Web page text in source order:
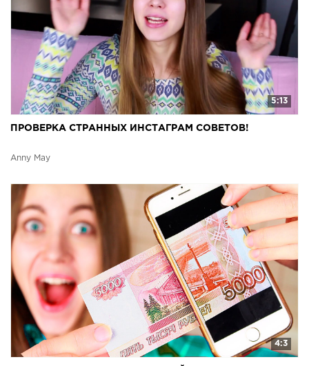
5:13
ПРОВЕРКА СТРАННЫХ ИНСТАГРАМ СОВЕТОВ!
Anny May
4:3